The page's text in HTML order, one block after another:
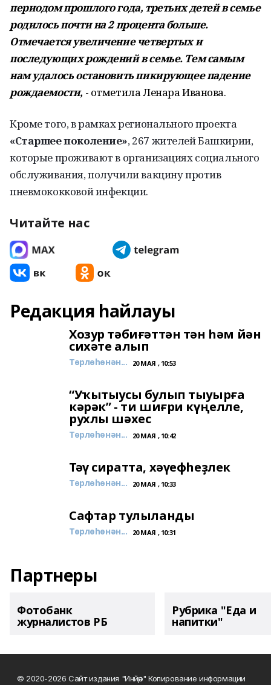
периодом прошлого года, третьих детей в семье
родилось почти на 2 процента больше.
Отмечается увеличение четвертых и
последующих рождений в семье. Тем самым
нам удалось остановить пикирующее падение
рождаемости, - отметила Ленара Иванова.
Кроме того, в рамках регионального проекта
«Старшее поколение»,267 жителей Башкирии,
которые проживают в организациях социального
обслуживания, получили вакцину против
пневмококковой инфекции.
Читайте нас
Редакция һайлауы
Хозур тәбиғәттән тән һәм йән
сихәте алып
Төрлөһөнән... 20 МАЯ , 10:53
“Уҡытыусы булып тыуырға
кәрәк” - ти шиғри күңелле,
рухлы шәхес
Төрлөһөнән... 20 МАЯ , 10:42
Тәү сиратта, хәүефһеҙлек
Төрлөһөнән... 20 МАЯ , 10:33
Сафтар тулыланды
Төрлөһөнән... 20 МАЯ , 10:31
Партнеры
Фотобанк
журналистов РБ
Рубрика "Еда и
напитки"
© 2020-2026 Сайт издания "Инйәр" Копирование информации